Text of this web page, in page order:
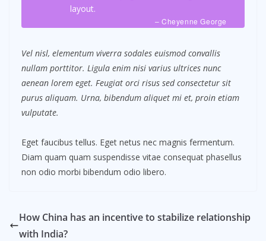
layout.
– Cheyenne George
Vel nisl, elementum viverra sodales euismod convallis
nullam porttitor. Ligula enim nisi varius ultrices nunc
aenean lorem eget. Feugiat orci risus sed consectetur sit
purus aliquam. Urna, bibendum aliquet mi et, proin etiam
vulputate.
Eget faucibus tellus. Eget netus nec magnis fermentum.
Diam quam quam suspendisse vitae consequat phasellus
non odio morbi bibendum odio libero.
How China has an incentive to stabilize relationship
with India?